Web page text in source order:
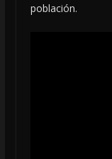
población.